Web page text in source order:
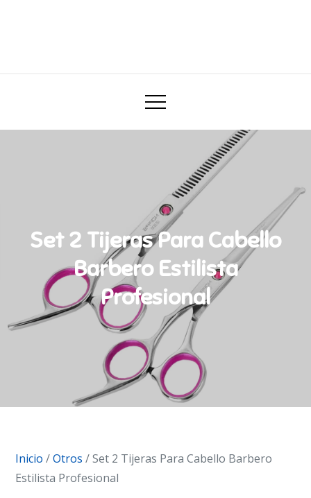
Set 2 Tijeras Para Cabello
Barbero Estilista
Profesional
Inicio /Otros / Set 2 Tijeras Para Cabello Barbero
Estilista Profesional